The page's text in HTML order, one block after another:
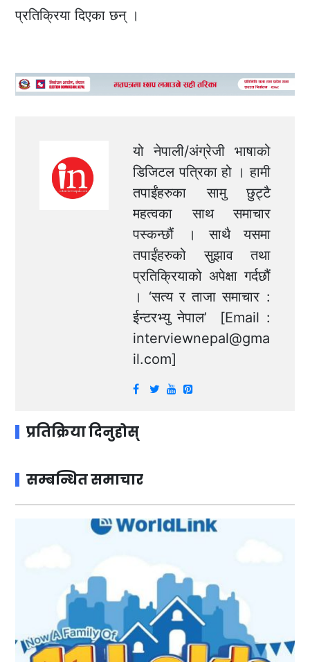
प्रतिक्रिया दिएका छन् ।
यो नेपाली/अंग्रेजी भाषाको
डिजिटल पत्रिका हो । हामी
तपाईंहरुका सामु छुट्टै
महत्वका साथ समाचार
पस्कन्छौं । साथै यसमा
तपाईंहरुको सुझाव तथा
प्रतिक्रियाको अपेक्षा गर्दछौं
। ‘सत्य र ताजा समाचार :
ईन्टरभ्यु नेपाल’ [Email :
interviewnepal@gma
il.com]
प्रतिक्रिया दिनुहोस्
सम्बन्धित समाचार